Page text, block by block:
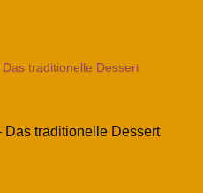
Das traditionelle Dessert